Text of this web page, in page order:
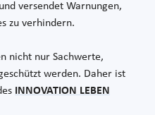
versendet Warnungen,
zu verhindern.
nicht nur Sachwerte,
werden. Daher ist
INNOVATION LEBEN